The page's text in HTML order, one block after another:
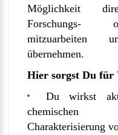
Möglichkeit
Forschungs-
mitzuarbeiten
übernehmen.
Hier sorgst Du für
Du wirkst
chemischen
Charakterisierung